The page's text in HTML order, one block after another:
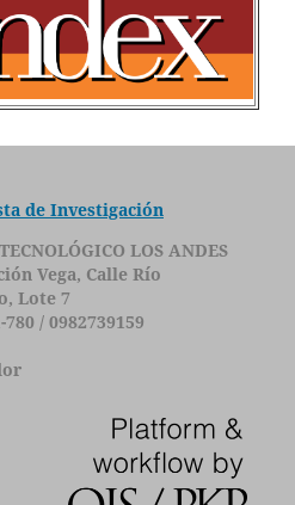
de Investigación
LOS ANDES
Vega, Calle Río
Lote 7
/ 0982739159